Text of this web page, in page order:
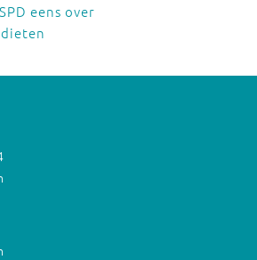
eens over